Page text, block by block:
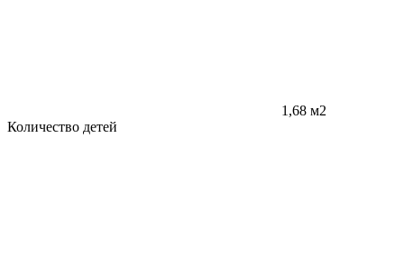
1,68 м2
Количество детей